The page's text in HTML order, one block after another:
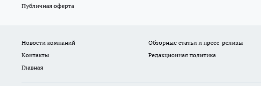
Публичная оферта
Новости компаний Обзорные статьи и пресс-релизы
Контакты
Редакционная политика
Главная